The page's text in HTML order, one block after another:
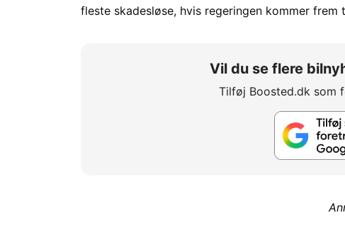
fleste skadesløse, hvis regeringen kommer
Vil du se flere
Tilføj Boosted.dk som